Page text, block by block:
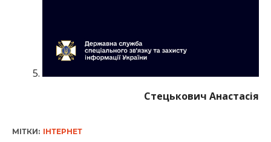
Стецькович Анастасія
МІТКИ: ІНТЕРНЕТ